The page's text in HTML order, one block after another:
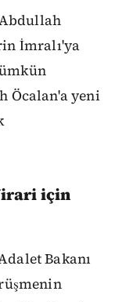
İmralı'ya
Öcalan'a yeni
için
Bakanı